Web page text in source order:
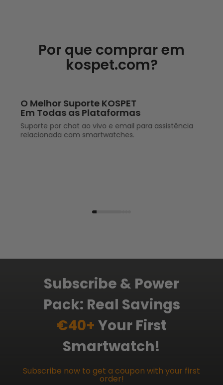
Por que comprar em
kospet.com?
O Melhor Suporte KOSPET
Em Todas as Plataformas
Suporte por chat ao vivo e email para assistência
relacionada com smartwatches.
Subscribe & Power
Pack: Real Savings
€40+ Your First
Smartwatch!
Subscribe now to get a coupon with your first
order!